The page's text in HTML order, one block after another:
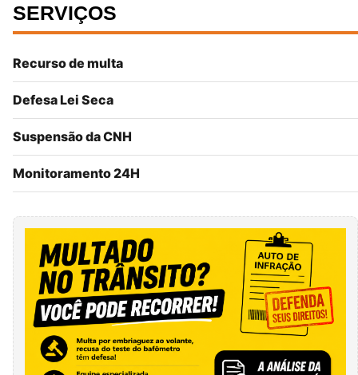
SERVIÇOS
Recurso de multa
Defesa Lei Seca
Suspensão da CNH
Monitoramento 24H